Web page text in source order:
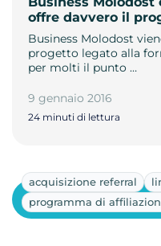
offre davvero il
Business Molodost
progetto legato alla
per molti il punto …
9 gennaio 2016
24 minuti di lettura
acquisizione referral
programma di